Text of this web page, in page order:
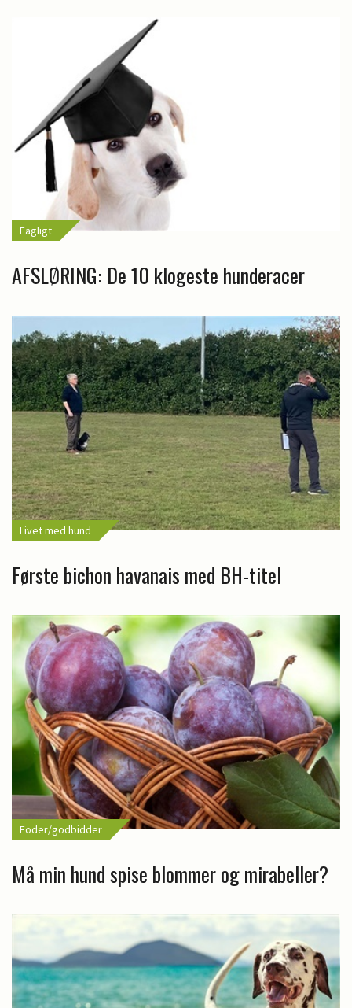
Fagligt
AFSLØRING: De 10 klogeste hunderacer
Livet med hund
Første bichon havanais med BH-titel
Foder/godbidder
Må min hund spise blommer og mirabeller?